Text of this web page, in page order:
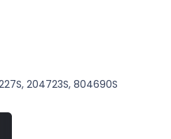
204723S, 804690S